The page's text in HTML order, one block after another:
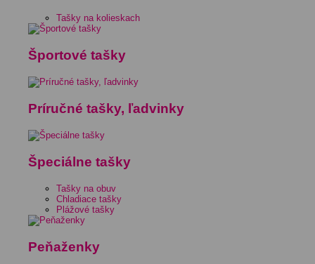
Tašky na kolieskach
Športové tašky
Príručné tašky, ľadvinky
Špeciálne tašky
Tašky na obuv
Chladiace tašky
Plážové tašky
Peňaženky